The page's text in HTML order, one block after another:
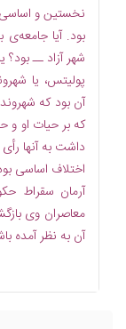
نخستین و
بود. آیا جامعه‌ی
شهر آزاد ــ
پولیتس، یا
آن بود که
که بر حیات او و
داشت به آنها
اختلاف اساسی
آرمان سقراط
معاصران وی
آن به نظر آمده